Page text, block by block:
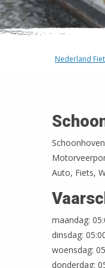
Nederland
Auto, Fiets,
maandag:
dinsdag:
woensdag:
donderdag: